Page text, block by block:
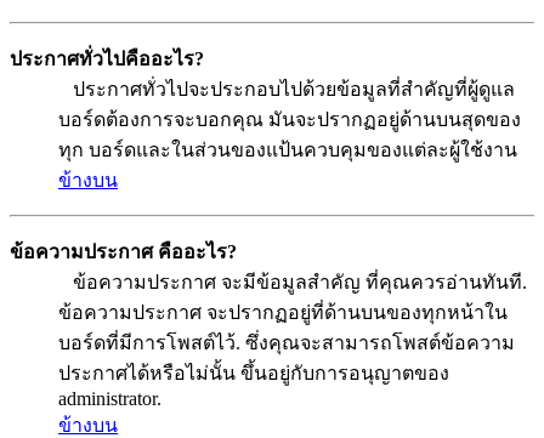
ประกาศทั่วไปคืออะไร?
ประกาศทั่วไปจะประกอบไปด้วยข้อมูลที่สำคัญที่ผู้ดูแล
บอร์ดต้องการจะบอกคุณ มันจะปรากฏอยู่ด้านบนสุดของ
ทุก บอร์ดและในส่วนของแป้นควบคุมของแต่ละผู้ใช้งาน
ข้างบน
ข้อความประกาศ คืออะไร?
ข้อความประกาศ จะมีข้อมูลสำคัญ ที่คุณควรอ่านทันที.
ข้อความประกาศ จะปรากฏอยู่ที่ด้านบนของทุกหน้าใน
บอร์ดที่มีการโพสต์ไว้. ซึ่งคุณจะสามารถโพสต์ข้อความ
ประกาศได้หรือไม่นั้น ขึ้นอยู่กับการอนุญาตของ
administrator.
ข้างบน